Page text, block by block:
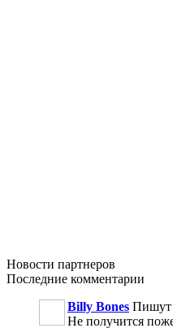
Новости партнеров
Последние комментарии
Billy Bones Пишут
Не получится